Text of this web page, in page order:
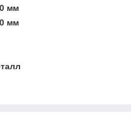
мм
мм